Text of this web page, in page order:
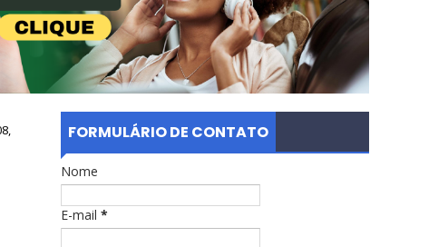
FORMULÁRIO DE CONTATO
Nome
E-mail *